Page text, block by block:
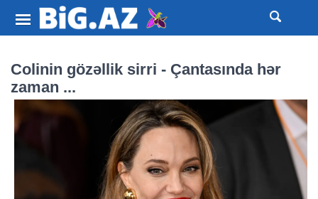
Colinin gözəllik sirri - Çantasında hər
zaman ...